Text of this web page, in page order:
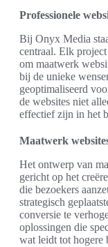
Professionele
Bij Onyx Media
centraal. Elk
om maatwerk
bij de unieke
geoptimaliseerd
de websites niet
effectief zijn in het
Maatwerk
Het ontwerp van
gericht op het
die bezoekers
strategisch
conversie te
oplossingen die
wat leidt tot hogere